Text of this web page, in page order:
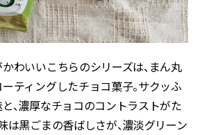
わいいこちらのシリーズは、まん丸
ティングしたチョコ菓子。サクッふ
、濃厚なチョコのコントラストがた
は黒ごまの香ばしさが、濃淡グリーン